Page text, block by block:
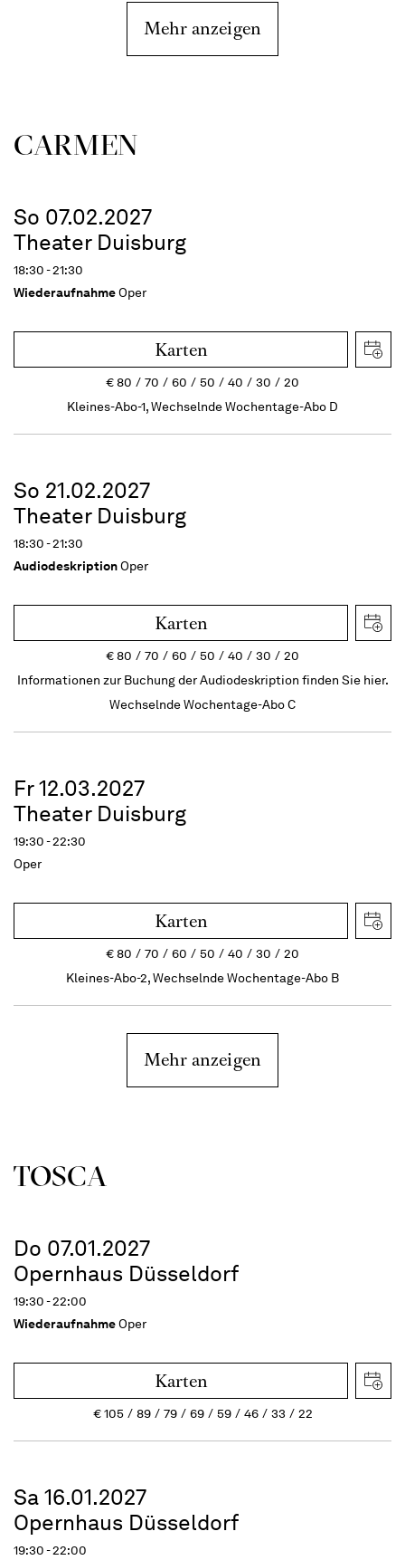
Mehr anzeigen
CARMEN
So 07.02.2027
Theater Duisburg
18:30 - 21:30
WiederaufnahmeOper
Karten
€80 70 60 50 40 30
20
Kleines-Abo-1, Wechselnde Wochentage-Abo D
So 21.02.2027
Theater Duisburg
18:30 - 21:30
AudiodeskriptionOper
Karten
€80 70 60 50 40 30
20
Informationen zur Buchung der Audiodeskription finden Sie hier.
Wechselnde Wochentage-Abo C
Fr 12.03.2027
Theater Duisburg
19:30 - 22:30
Oper
Karten
€80 70 60 50 40 30
20
Kleines-Abo-2, Wechselnde Wochentage-Abo B
Mehr anzeigen
TOSCA
Do 07.01.2027
Opernhaus Düsseldorf
19:30 - 22:00
WiederaufnahmeOper
Karten
€105 89 79 69 59 46 33 22
Sa 16.01.2027
Opernhaus Düsseldorf
19:30 - 22:00